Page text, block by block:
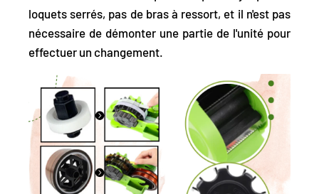
loquets serrés, pas de bras à ressort, et il n'est pas
nécessaire de démonter une partie de l'unité pour
effectuer un changement.